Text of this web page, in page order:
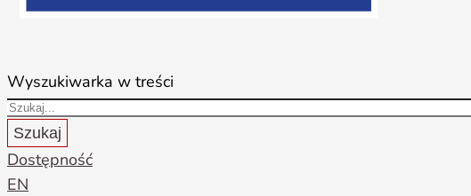
Wyszukiwarka w treści
Szukaj
Dostępność
EN